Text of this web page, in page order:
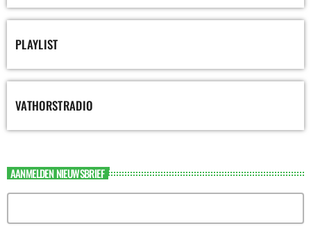
PLAYLIST
VATHORSTRADIO
AANMELDEN NIEUWSBRIEF